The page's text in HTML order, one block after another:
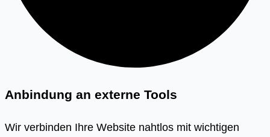
Anbindung an externe Tools
Wir verbinden Ihre Website nahtlos mit wichtigen